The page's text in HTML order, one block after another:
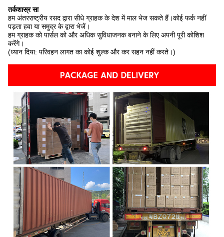
तर्कशास्र सा
हम अंतरराष्ट्रीय रसद द्वारा सीधे ग्राहक के देश में माल भेज सकते हैं।कोई फर्क नहीं
पड़ता हवा या समुद्र के द्वारा भेजें।
हम ग्राहक को पार्सल को और अधिक सुविधाजनक बनाने के लिए अपनी पूरी कोशिश
करेंगे।
(ध्यान दिया: परिवहन लागत का कोई शुल्क और कर सहन नहीं करते।)